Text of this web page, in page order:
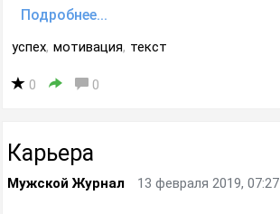
Подробнее...
успех, мотивация, текст
0 0
Карьера
Мужской Журнал 13 февраля 2019, 07:27